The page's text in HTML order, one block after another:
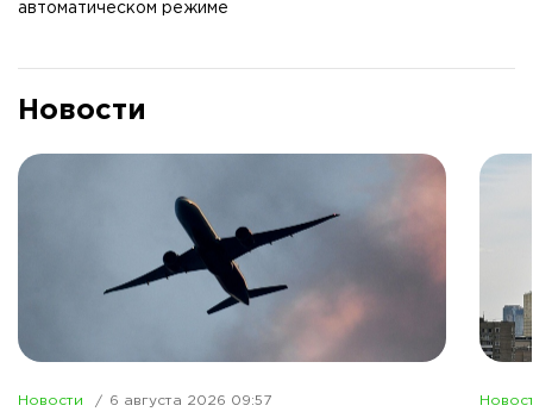
автоматическом режиме
Новости
Новости 6 августа 2026 09:57